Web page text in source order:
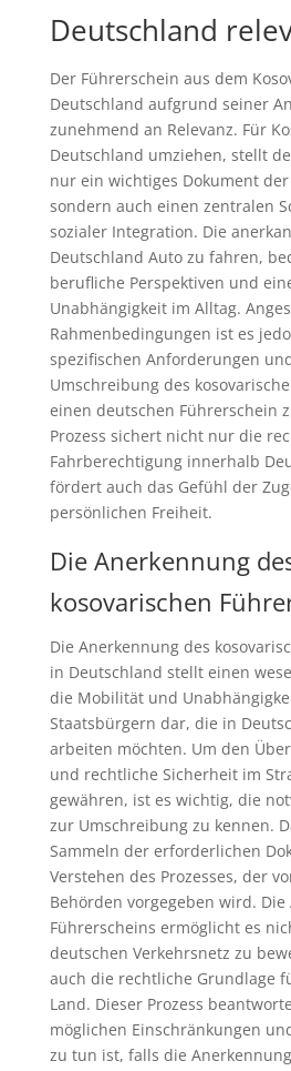
Deutschland
Der Führerschein aus dem
Deutschland aufgrund seiner
zunehmend an Relevanz. Für
Deutschland umziehen, stellt
nur ein wichtiges Dokument
sondern auch einen zentralen
sozialer Integration. Die
Deutschland Auto zu fahren,
berufliche Perspektiven und
Unabhängigkeit im Alltag.
Rahmenbedingungen ist es
spezifischen Anforderungen
Umschreibung des
einen deutschen Führerschein
Prozess sichert nicht nur die
Fahrberechtigung innerhalb
fördert auch das Gefühl der
persönlichen Freiheit.
Die Anerkennung
kosovarischen
Die Anerkennung des
in Deutschland stellt einen
die Mobilität und
Staatsbürgern dar, die in
arbeiten möchten. Um den
und rechtliche Sicherheit im
gewähren, ist es wichtig, die
zur Umschreibung zu kennen.
Sammeln der erforderlichen
Verstehen des Prozesses, der
Behörden vorgegeben wird.
Führerscheins ermöglicht es
deutschen Verkehrsnetz zu
auch die rechtliche Grundlage
Land. Dieser Prozess
möglichen Einschränkungen
zu tun ist, falls die